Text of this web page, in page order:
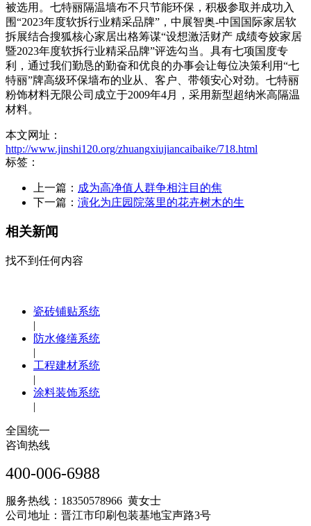
被选用。七特丽隔温墙布不只节能环保，积极参取并成功入
围“2023年度软拆行业精采品牌”，中展智奥-中国国际家居软
拆展结合搜狐核心家居出格筹谋“设想激活财产 成绩夸姣家居
暨2023年度软拆行业精采品牌”评选勾当。具有七项国度专
利，通过我们勤恳的勤奋和优良的办事会让每位决策利用“七
特丽”牌高级环保墙布的业从、客户、带领安心对劲。七特丽
粉饰材料无限公司成立于2009年4月，采用新型超纳米高隔温
材料。
本文网址：
http://www.jinshi120.org/zhuangxiujiancaibaike/718.html
标签：
上一篇： 成为高净值人群争相注目的焦
下一篇： 演化为庄园院落里的花卉树木的生
相关新闻
找不到任何内容
瓷砖铺贴系统
|
防水修缮系统
|
工程建材系统
|
涂料装饰系统
|
全国统一
咨询热线
400-006-6988
服务热线：18350578966 黄女士
公司地址：晋江市印刷包装基地宝声路3号